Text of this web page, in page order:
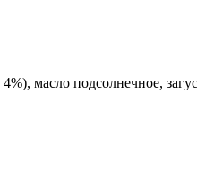
масло подсолнечное,